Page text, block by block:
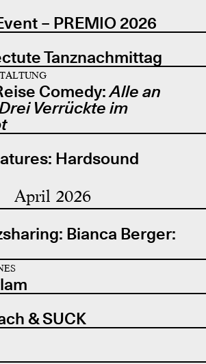
– PREMIO 2026
Tanznachmittag
Comedy:Alle an
Verrückte im
Hardsound
April 2026
Bianca Berger:
& SUCK